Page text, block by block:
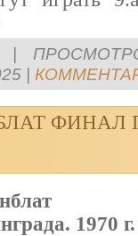
|
ФИНАЛ
1970 г.